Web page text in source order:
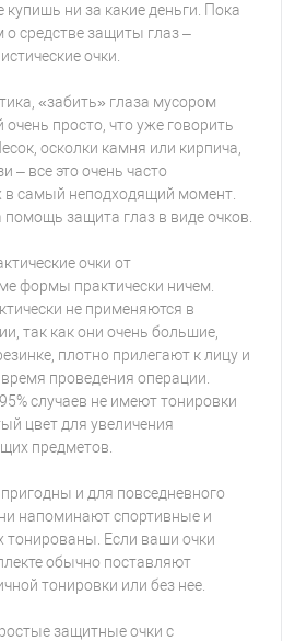
ни за какие деньги. Пока
средстве защиты глаз –
очки.
«забить» глаза мусором
просто, что уже говорить
осколки камня или кирпича,
– все это очень часто
в самый неподходящий момент.
помощь защита глаз в виде очков.
очки от
формы практически ничем.
не применяются в
так как они очень большие,
плотно прилегают к лицу и
проведения операции.
случаев не имеют тонировки
цвет для увеличения
предметов.
и для повседневного
напоминают спортивные и
тонированы. Если ваши очки
обычно поставляют
тонировки или без нее.
защитные очки с